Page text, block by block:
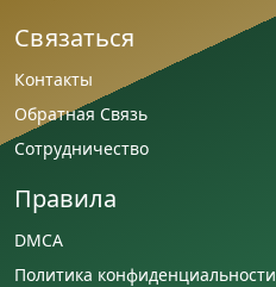
Связаться
Контакты
Обратная Связь
Сотрудничество
Правила
DMCA
Политика конфиденциальности